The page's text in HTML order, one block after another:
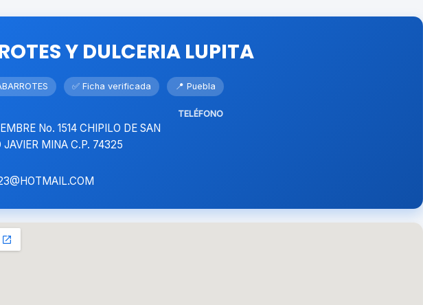
Y DULCERIA LUPITA
✅ Ficha verificada 📍 Puebla
No. 1514 CHIPILO DE SAN
JAVIER MINA C.P. 74325
TELÉFONO